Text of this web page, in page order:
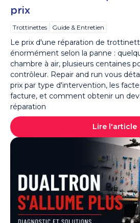
prix
Trottinettes Guide & Entretien
Le prix d'une réparation de
énormément selon la panne :
chambre à air, plusieurs centaines
contrôleur. Repair and run vous
prix par type d'intervention, les
facture, et comment obtenir un
réparation
Lire l'article